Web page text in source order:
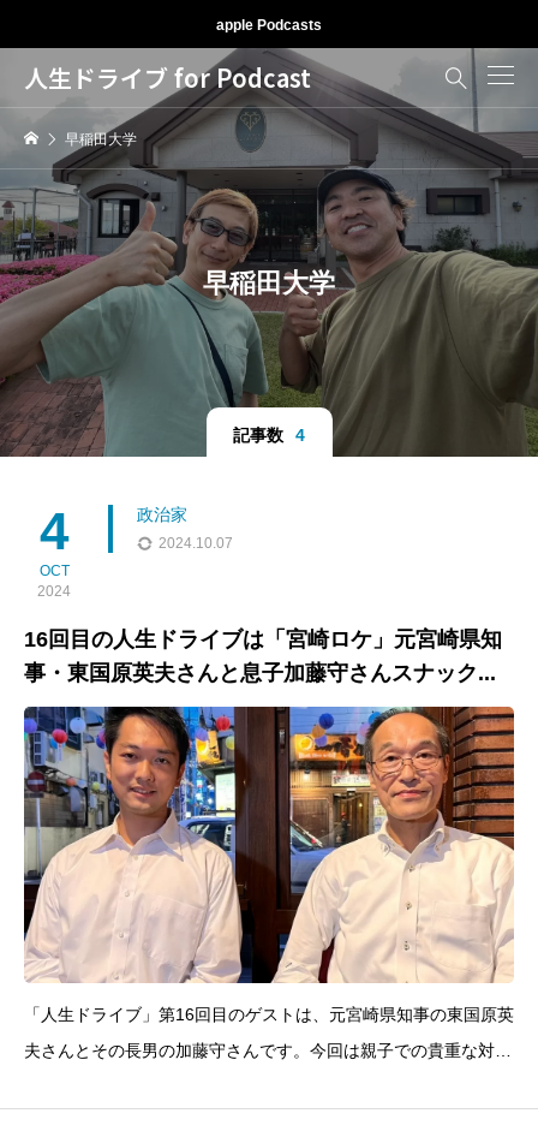
apple Podcasts
人生ドライブ for Podcast 
早稲田大学
早稲田大学
記事数 4
4
OCT
2024
政治家
2024.10.07
16回目の人生ドライブは「宮崎ロケ」元宮崎県知
事・東国原英夫さんと息子加藤守さんスナック...
「人生ドライブ」第16回目のゲストは、元宮崎県知事の東国原英
夫さんとその長男の加藤守さんです。今回は親子での貴重な対談